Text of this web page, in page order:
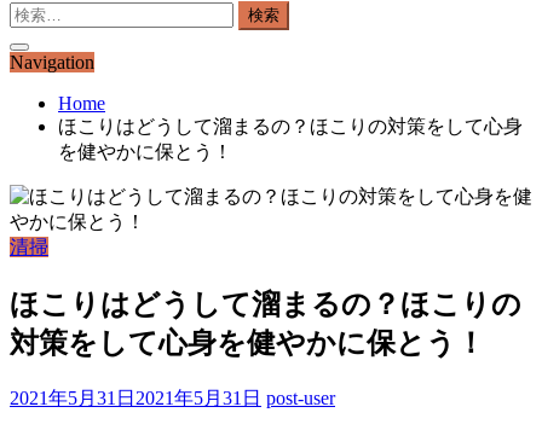
検
Navigation
Home
ほこりはどうして溜まるの？ほこりの対策をして心身
を健やかに保とう！
清掃
ほこりはどうして溜まるの？ほこりの
対策をして心身を健やかに保とう！
2021年5月31日 2021年5月31日 post-user